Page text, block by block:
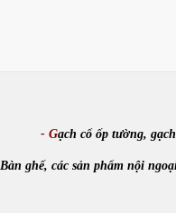
- Gạch cổ ốp tường,
ghế, các sản phẩm nội